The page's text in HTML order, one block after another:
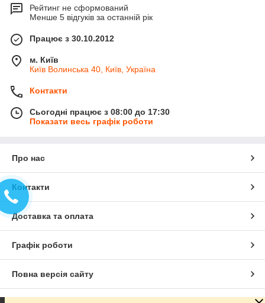
Рейтинг не сформований
Менше 5 відгуків за останній рік
Працює з 30.10.2012
м. Київ
Київ Волинська 40, Київ, Україна
Контакти
Сьогодні працює з 08:00 до 17:30
Показати весь графік роботи
Про нас
Контакти
Доставка та оплата
Графік роботи
Повна версія сайту